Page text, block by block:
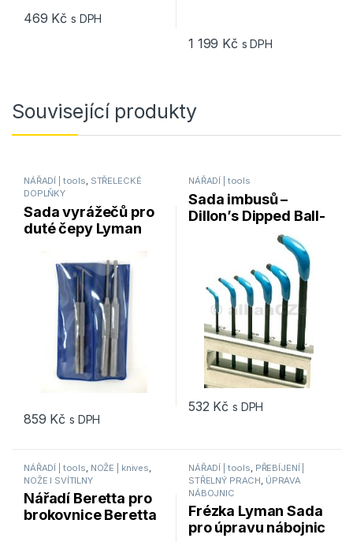
469 Kč s DPH
1 199 Kč s DPH
Související produkty
NÁŘADÍ | tools, STŘELECKÉ
DOPLŇKY
Sada vyrážečů pro
duté čepy Lyman
7031277
859 Kč s DPH
NÁŘADÍ | tools
Sada imbusů –
Dillon’s Dipped Ball-
End Hex Wrenches
532 Kč s DPH
NÁŘADÍ | tools, NOŽE | knives,
NOŽE I SVÍTILNY
Nářadí Beretta pro
brokovnice Beretta
NÁŘADÍ | tools, PŘEBÍJENÍ |
STŘELNÝ PRACH, ÚPRAVA
NÁBOJNIC
Frézka Lyman Sada
pro úpravu nábojnic